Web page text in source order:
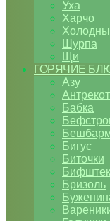
Уха
Харчо
Шурпа
Щи
ГОРЯЧИЕ
Азу
Антрекот
Бабка
Бигус
Биточки
Бризоль